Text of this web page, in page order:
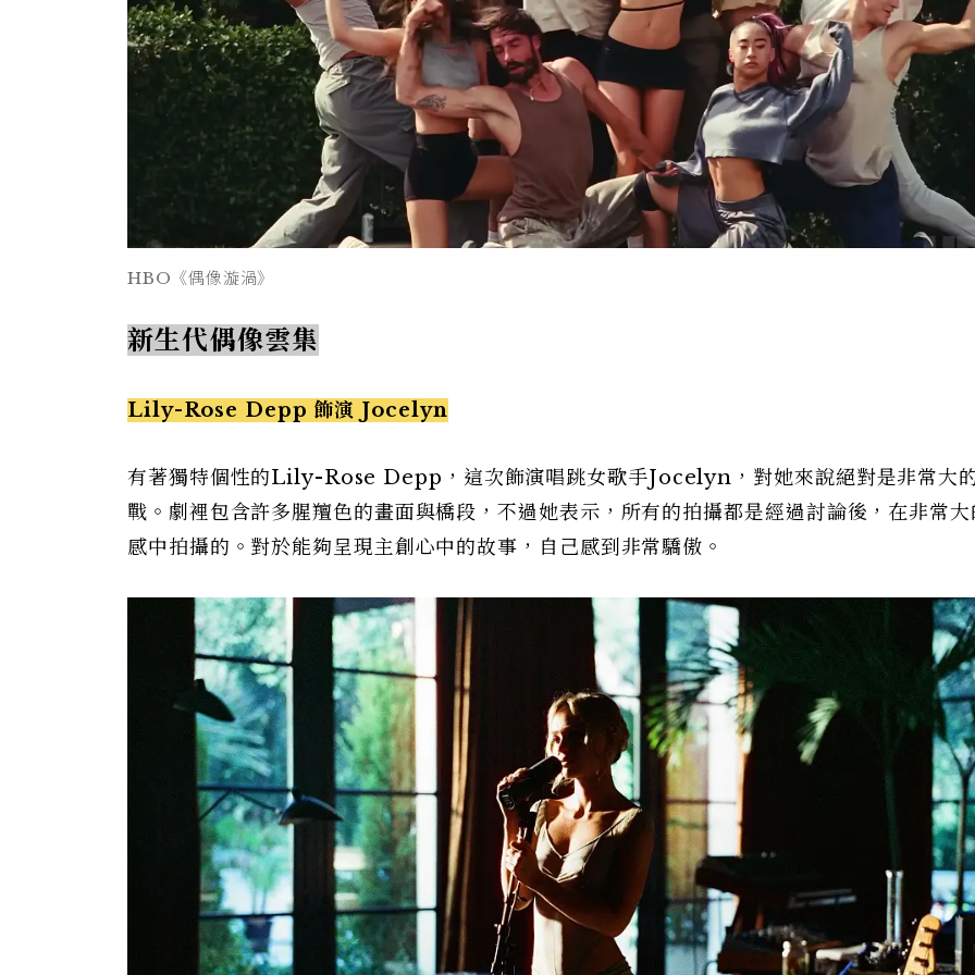
HBO《偶像漩渦》
新生代偶像雲集
Lily-Rose Depp 飾演 Jocelyn
有著獨特個性的Lily-Rose Depp，這次飾演唱跳女歌手Jocelyn，對她來說絕對是非常大
戰。劇裡包含許多腥羶色的畫面與橋段，不過她表示，所有的拍攝都是經過討論後，在非常
感中拍攝的。對於能夠呈現主創心中的故事，自己感到非常驕傲。